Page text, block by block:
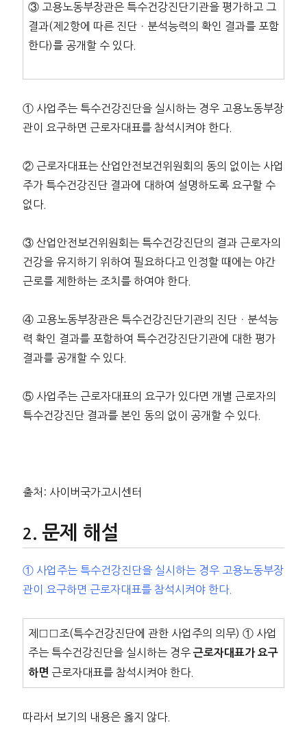
③ 고용노동부장관은 특수건강진단기관을 평가하고 그
결과(제2항에 따른 진단ㆍ분석능력의 확인 결과를 포함
한다)를 공개할 수 있다.
① 사업주는 특수건강진단을 실시하는 경우 고용노동부장
관이 요구하면 근로자대표를 참석시켜야 한다.
② 근로자대표는 산업안전보건위원회의 동의 없이는 사업
주가 특수건강진단 결과에 대하여 설명하도록 요구할 수
없다.
③ 산업안전보건위원회는 특수건강진단의 결과 근로자의
건강을 유지하기 위하여 필요하다고 인정할 때에는 야간
근로를 제한하는 조치를 하여야 한다.
④ 고용노동부장관은 특수건강진단기관의 진단ㆍ분석능
력 확인 결과를 포함하여 특수건강진단기관에 대한 평가
결과를 공개할 수 있다.
⑤ 사업주는 근로자대표의 요구가 있다면 개별 근로자의
특수건강진단 결과를 본인 동의 없이 공개할 수 있다.
출처: 사이버국가고시센터
문제 해설
① 사업주는 특수건강진단을 실시하는 경우 고용노동부장
관이 요구하면 근로자대표를 참석시켜야 한다.
제□□조(특수건강진단에 관한 사업주의 의무) ① 사업
주는 특수건강진단을 실시하는 경우 근로자대표가 요구
하면 근로자대표를 참석시켜야 한다.
따라서 보기의 내용은 옳지 않다.